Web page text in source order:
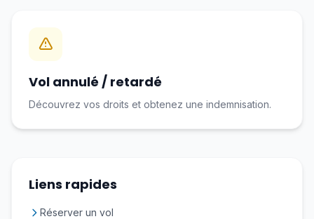
Vol annulé / retardé
Découvrez vos droits et obtenez une indemnisation.
Liens rapides
Réserver un vol